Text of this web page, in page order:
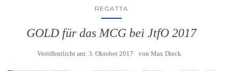
REGATTA
GOLD für das MCG bei JtfO 2017
Veröffentlicht am: 3. Oktober 2017 von Max Dieck